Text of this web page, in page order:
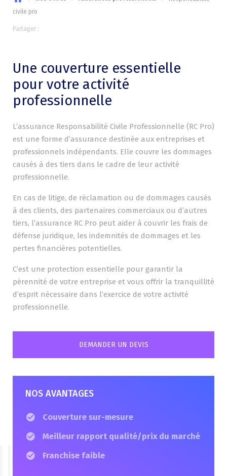
civile pro
Partager :
Une couverture essentielle
pour votre activité
professionnelle
L’assurance Responsabilité Civile Professionnelle (RC Pro)
est une forme d’assurance destinée aux entreprises et
professionnels indépendants. Elle couvre les dommages
causés à des tiers dans le cadre de leur activité
professionnelle.
En cas de litige, de réclamation ou de dommages causés
à des clients, des partenaires commerciaux ou d’autres
tiers, l’assurance RC Pro peut aider à couvrir les frais de
défense juridique, les indemnités de dommages et les
pertes financières potentielles.
C’est une protection essentielle pour garantir la
pérennité de votre entreprise et vous offrir la tranquillité
d’esprit nécessaire dans l’exercice de votre activité
professionnelle.
DEMANDER UN DEVIS
NOS AVANTAGES
Couverture sur-mesure
Meilleur rapport qualité/prix du marché
Franchise faible